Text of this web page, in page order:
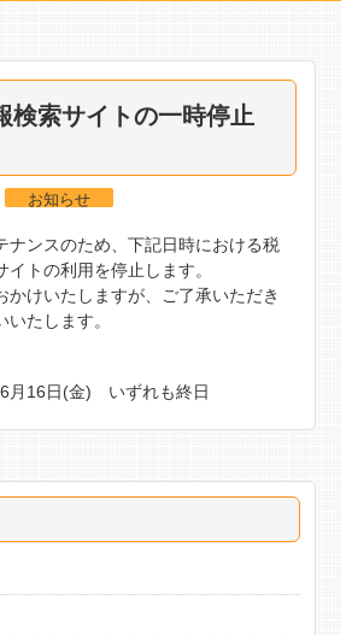
検索サイトの一時停止
お知らせ
ナンスのため、下記日時における税
イトの利用を停止します。
かけいたしますが、ご了承いただき
いたします。
月16日(金) いずれも終日